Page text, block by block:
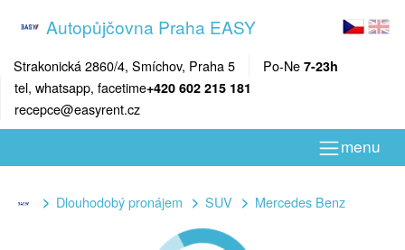
Autopůjčovna Praha EASY
Strakonická 2860/4, Smíchov, Praha 5 Po-Ne 7-23h
tel, whatsapp, facetime+420 602 215 181
recepce@easyrent.cz
menu
Dlouhodobý pronájem SUV Mercedes Benz